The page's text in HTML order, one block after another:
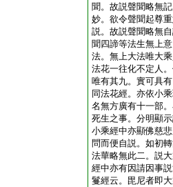
聞。故説聲聞略無
妙。欲令聲聞起尊
説。故説聲聞略無
聞四諦等法生無上
法。無上大法唯大
法花一往化不定人
唯有其九。實可具
同法花經。亦依小
名無方廣有十一部
死生之事。分明顯
小乘經中亦顯佛慈
問而便自説。如初
法華略無此二。説
經中亦有因請因事
鬘經云。毘尼者即